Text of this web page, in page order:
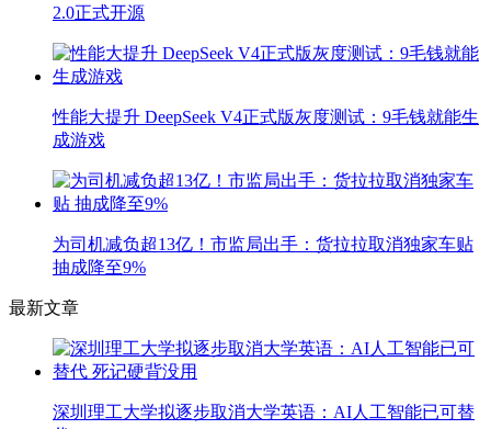
2.0正式开源
性能大提升 DeepSeek V4正式版灰度测试：9毛钱就能生
成游戏
为司机减负超13亿！市监局出手：货拉拉取消独家车贴
抽成降至9%
最新文章
深圳理工大学拟逐步取消大学英语：AI人工智能已可替